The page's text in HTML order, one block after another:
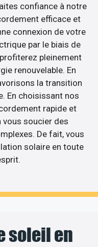
confiance à notre
efficace et
connexion de votre
par le biais de
pleinement
renouvelable. En
la transition
En choisissant nos
rapide et
vous soucier des
De fait, vous
solaire en toute
soleil en